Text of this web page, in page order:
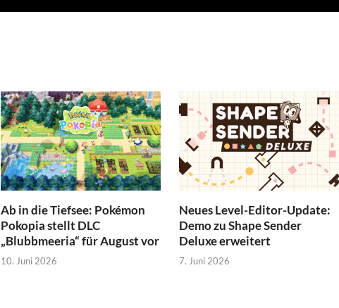
Ab in die Tiefsee: Pokémon
Pokopia stellt DLC
„Blubbmeeria“ für August vor
10. Juni 2026
Neues Level-Editor-Update:
Demo zu Shape Sender
Deluxe erweitert
7. Juni 2026